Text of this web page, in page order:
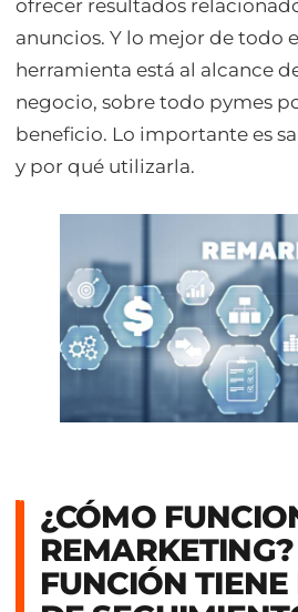
ofrecer resultados
anuncios. Y lo mejor de todo
herramienta está al alcance
negocio, sobre todo pymes
beneficio. Lo importante es
y por qué utilizarla.
¿CÓMO
FUNCIÓN TIENE